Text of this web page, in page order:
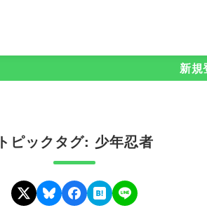
新規
トピックタグ: 少年忍者